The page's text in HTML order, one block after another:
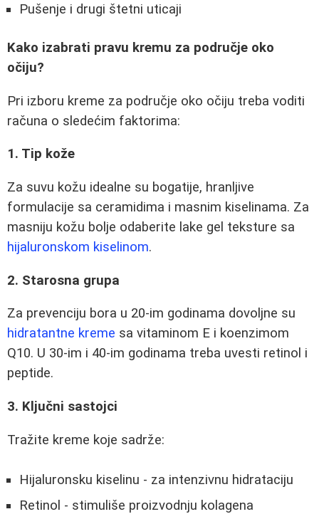
Pušenje i drugi štetni uticaji
Kako izabrati pravu kremu za područje oko
očiju?
Pri izboru kreme za područje oko očiju treba voditi
računa o sledećim faktorima:
1. Tip kože
Za suvu kožu idealne su bogatije, hranljive
formulacije sa ceramidima i masnim kiselinama. Za
masniju kožu bolje odaberite lake gel teksture sa
hijaluronskom kiselinom.
2. Starosna grupa
Za prevenciju bora u 20-im godinama dovoljne su
hidratantne kreme sa vitaminom E i koenzimom
Q10. U 30-im i 40-im godinama treba uvesti retinol i
peptide.
3. Ključni sastojci
Tražite kreme koje sadrže:
Hijaluronsku kiselinu - za intenzivnu hidrataciju
Retinol - stimuliše proizvodnju kolagena